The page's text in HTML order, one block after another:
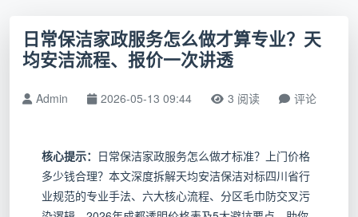
日常保洁家政服务怎么做才算专业？天
均安洁流程、报价一次讲透
Admin 2026-05-13 09:44 3 阅读 评论
核心提示： 日常保洁家政服务怎么做才标准？上门价格
多少钱合理？本文深度拆解天均安洁保洁对标四川省行
业规范的专业手法、六大核心流程、分区毛巾防交叉污